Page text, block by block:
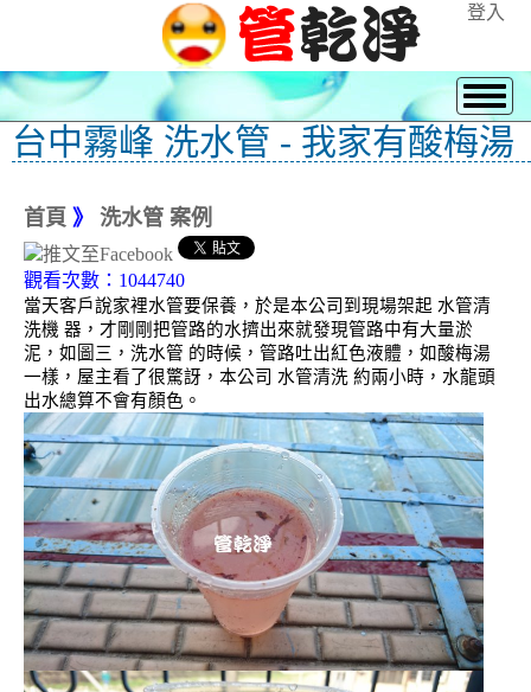
登入
台中霧峰 洗水管 - 我家有酸梅湯
首頁 》 洗水管 案例
觀看次數：1044740
當天客戶說家裡水管要保養，於是本公司到現場架起 水管清
洗機 器，才剛剛把管路的水擠出來就發現管路中有大量淤
泥，如圖三，洗水管 的時候，管路吐出紅色液體，如酸梅湯
一樣，屋主看了很驚訝，本公司 水管清洗 約兩小時，水龍頭
出水總算不會有顏色。